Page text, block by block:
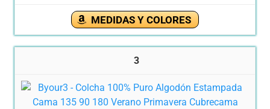
MEDIDAS Y COLORES
3